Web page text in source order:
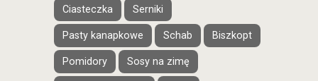
Ciasteczka Serniki
Pasty kanapkowe Schab Biszkopt
Pomidory Sosy na zimę